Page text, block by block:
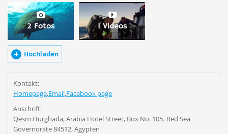
2 Fotos 1 Videos
Hochladen
Kontakt:
Homepage,Email,Facebook page
Anschrift:
Qesm Hurghada, Arabia Hotel Street, Box No. 105، Red Sea
Governorate 84512, Ägypten